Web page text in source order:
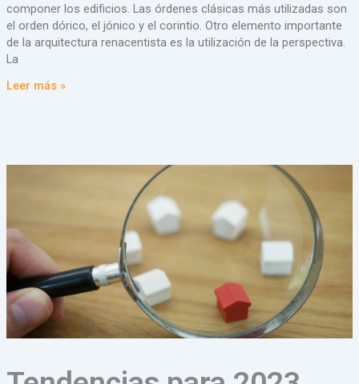
componer los edificios. Las órdenes clásicas más utilizadas son
el orden dórico, el jónico y el corintio. Otro elemento importante
de la arquitectura renacentista es la utilización de la perspectiva.
La
Leer más »